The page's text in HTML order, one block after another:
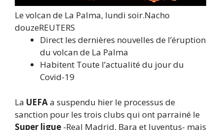
Le volcan de La Palma, lundi soir.Nacho
douzeREUTERS
Direct les dernières nouvelles de l’éruption
du volcan de La Palma
Habitent Toute l’actualité du jour du
Covid-19
La UEFAa suspendu hier le processus de
sanction pour les trois clubs qui ont parrainé le
Super ligue -Real Madrid, Bara et Juventus- mais